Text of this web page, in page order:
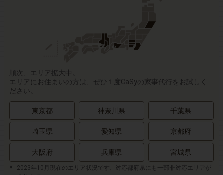
順次、エリア拡大中。
エリアにお住まいの方は、ぜひ１度CaSyの家事代行をお試しく
ださい。
東京都 神奈川県 千葉県
埼玉県 愛知県 京都府
大阪府 兵庫県 宮城県
2023年10月現在のエリア状況です。対応都府県にも一部非対応エリアが